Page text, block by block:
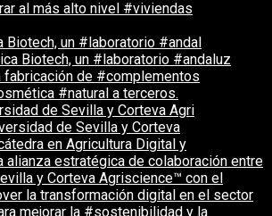
Biotech, un #laboratorio #andal
de Sevilla y Corteva Agri